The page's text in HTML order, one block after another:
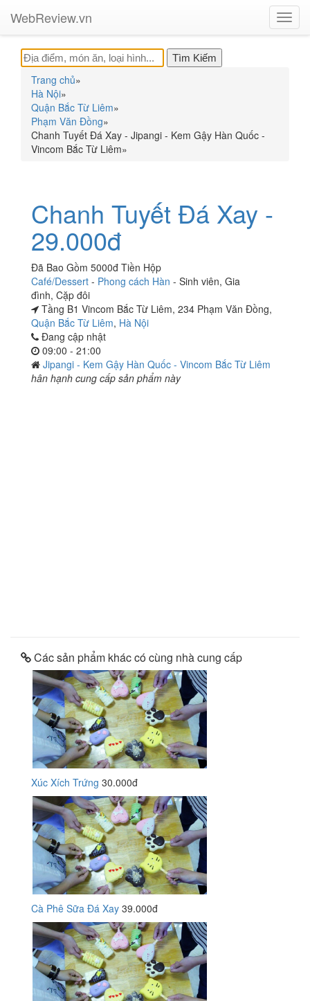
WebReview.vn
Trang chủ»
Hà Nội»
Quận Bắc Từ Liêm»
Phạm Văn Đồng»
Chanh Tuyết Đá Xay - Jipangi - Kem Gậy Hàn Quốc -
Vincom Bắc Từ Liêm»
Chanh Tuyết Đá Xay -
29.000đ
Đã Bao Gồm 5000đ Tiền Hộp
Café/Dessert - Phong cách Hàn - Sinh viên, Gia
đình, Cặp đôi
Tầng B1 Vincom Bắc Từ Liêm, 234 Phạm Văn Đồng,
Quận Bắc Từ Liêm, Hà Nội
Đang cập nhật
09:00 - 21:00
Jipangi - Kem Gậy Hàn Quốc - Vincom Bắc Từ Liêm
hân hạnh cung cấp sản phẩm này
Các sản phẩm khác có cùng nhà cung cấp
Xúc Xích Trứng 30.000đ
Cà Phê Sữa Đá Xay 39.000đ